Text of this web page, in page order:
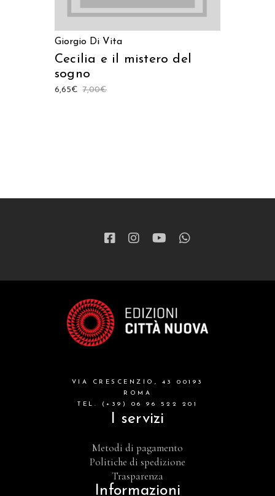
Giorgio Di Vita
Cecilia e il mistero del
sogno
7,00€
6,65€
VIA CRESCENZIO, 43 00193
ROMA
TEL. (+39) 06 96 522 201
I servizi
Metodi di pagamento
Politiche di spedizione
Trasparenza
Informazioni